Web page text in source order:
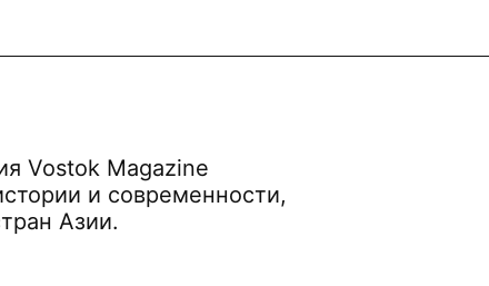
Vostok Magazine
и современности,
Азии.